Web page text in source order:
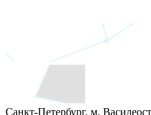
Санкт-Петербург, м.